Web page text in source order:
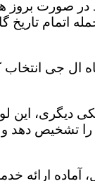
در صورت بروز
اتمام تاریخ
ال جی انتخاب
دیگری، این
دهد و
ارائه